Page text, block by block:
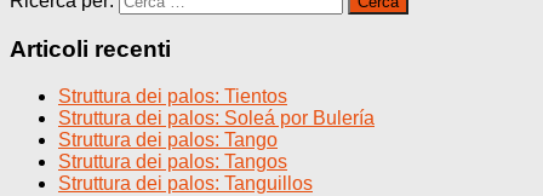
Articoli recenti
Struttura dei palos: Tientos
Struttura dei palos: Soleá por Bulería
Struttura dei palos: Tango
Struttura dei palos: Tangos
Struttura dei palos: Tanguillos